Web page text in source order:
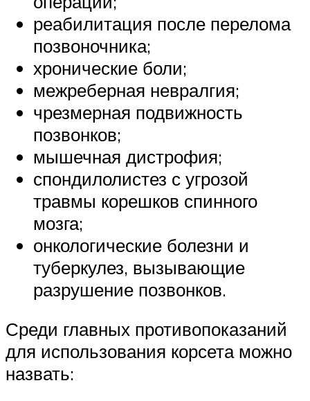
реабилитация после перелома
позвоночника;
хронические боли;
межреберная невралгия;
чрезмерная подвижность
позвонков;
мышечная дистрофия;
спондилолистез с угрозой
травмы корешков спинного
мозга;
онкологические болезни и
туберкулез, вызывающие
разрушение позвонков.
Среди главных противопоказаний
для использования корсета можно
назвать: